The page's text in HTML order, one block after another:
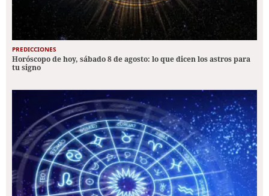
PREDICCIONES
Horóscopo de hoy, sábado 8 de agosto: lo que dicen los astros para
tu signo